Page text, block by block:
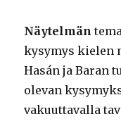
Näytelmän
kysymys kielen
Hasán ja Baran
olevan
vakuuttavalla